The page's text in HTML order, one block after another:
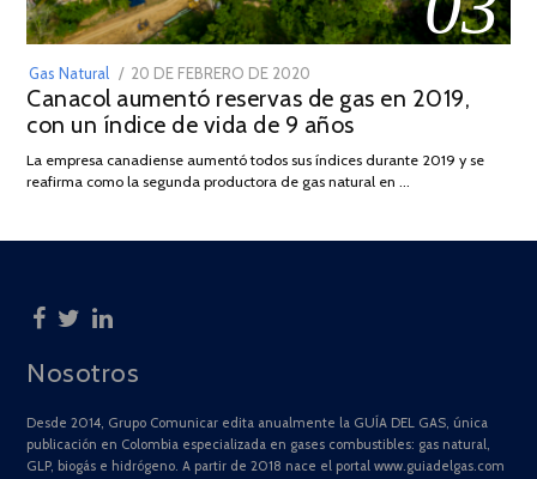
Gas Natural
POSTED
ON
20 DE FEBRERO DE 2020
DE
JULIO
2025
Canacol aumentó reservas de gas en 2019,
con un índice de vida de 9 años
La empresa canadiense aumentó todos sus índices durante 2019 y se
reafirma como la segunda productora de gas natural en …
Nosotros
Desde 2014, Grupo Comunicar edita anualmente la GUÍA DEL GAS, única
publicación en Colombia especializada en gases combustibles: gas natural,
GLP, biogás e hidrógeno. A partir de 2018 nace el portal www.guiadelgas.com